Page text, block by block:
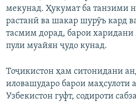
мекунад. Ҳукумат ба танзими
растанӣ ва шакар шурӯъ кард
тасмим дорад, барои харидани
пули муайян ҷудо кунад.
Тоҷикистон ҳам ситонидани
иловашударо барои маҳсулоти
Узбекистон гуфт, содироти